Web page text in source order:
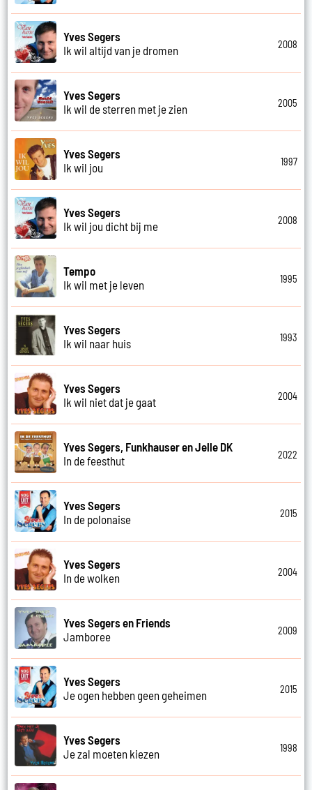
Yves Segers
Ik wil altijd van je dromen
2008
Yves Segers
Ik wil de sterren met je zien
2005
Yves Segers
Ik wil jou
1997
Yves Segers
Ik wil jou dicht bij me
2008
Tempo
Ik wil met je leven
1995
Yves Segers
Ik wil naar huis
1993
Yves Segers
Ik wil niet dat je gaat
2004
Yves Segers, Funkhauser en Jelle DK
In de feesthut
2022
Yves Segers
In de polonaise
2015
Yves Segers
In de wolken
2004
Yves Segers en Friends
Jamboree
2009
Yves Segers
Je ogen hebben geen geheimen
2015
Yves Segers
Je zal moeten kiezen
1998